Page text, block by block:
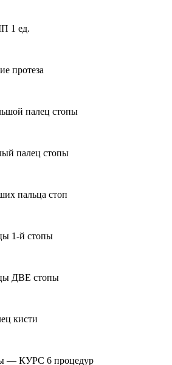
1 ед.
протеза
палец стопы
палец стопы
пальца стоп
1-й стопы
ДВЕ стопы
кисти
— КУРС 6 процедур